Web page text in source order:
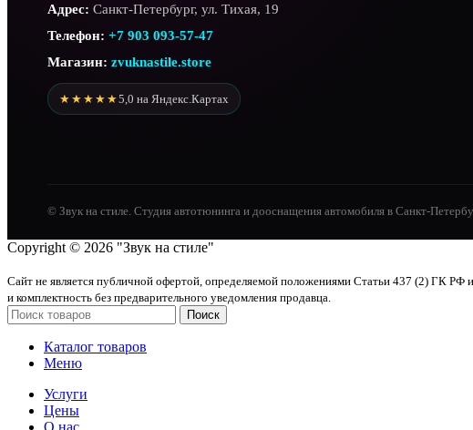
Адрес: Санкт-Петербург, ул. Тихая, 19
Телефон: +7 903 093-57-47
Магазин: zvuknastile.store
★★★★★5,0 на Яндекс.Картах
© Звук на стиле. Студия автотюнинга и дооснащения автомобиля в Санкт-
Copyright © 2026 "Звук на стиле"
Сайт не является публичной офертой, определяемой положениями Статьи 437 (2) ГК РФ
и комплектность без предварительного уведомления продавца.
Поиск
Каталог товаров
Меню
Услуги
Цены